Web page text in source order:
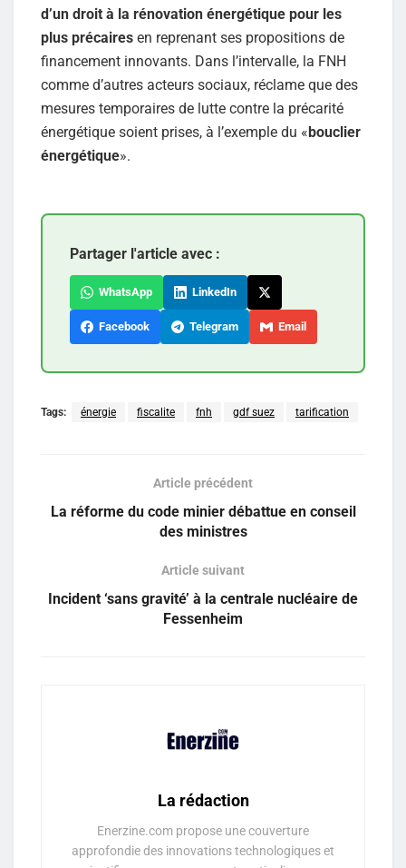
d’un droit à la rénovation énergétique pour les
plus précaires en reprenant ses propositions de
financement innovants. Dans l’intervalle, la FNH
comme d’autres acteurs sociaux, réclame que des
mesures temporaires de lutte contre la précarité
énergétique soient prises, à l’exemple du «bouclier
énergétique».
Partager l'article avec :
WhatsApp LinkedIn
Facebook Telegram Email
Tags: énergie fiscalite fnh gdf suez tarification
Article précédent
La réforme du code minier débattue en conseil
des ministres
Article suivant
Incident ‘sans gravité’ à la centrale nucléaire de
Fessenheim
La rédaction
Enerzine.com propose une couverture
approfondie des innovations technologiques et